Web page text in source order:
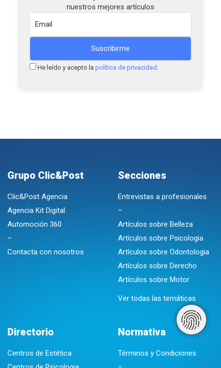
nuestros mejores artículos
He leído y acepto la política de privacidad
Grupo Clic&Post
Clic&Post Agencia
Agencia Kit Digital
Automoción 360
–
Contacta con nosotros
Secciones
Entrevistas a profesionales
–
Artículos sobre Belleza
Artículos sobre Psicologia
Artículos sobre Odontologia
Artículos sobre Derecho
Artículos sobre Motor
Ver todas las temáticas
Directorio
Centros de Estética
Normativa
Términos y Condiciones